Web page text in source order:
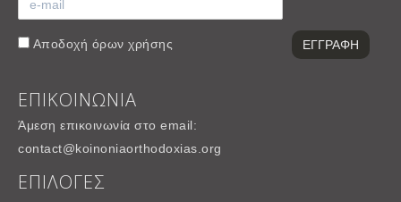
Αποδοχή όρων χρήσης
ΕΠΙΚΟΙΝΩΝΙΑ
Άμεση επικοινωνία στο email:
contact@koinoniaorthodoxias.org
ΕΠΙΛΟΓΕΣ